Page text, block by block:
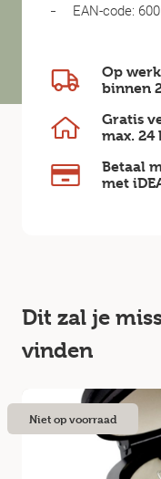
EAN-code:
Op
binnen
Gratis
max. 24
Betaal
met
Dit zal je
vinden
Niet op voorraad